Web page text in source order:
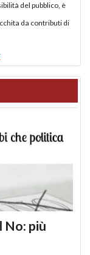
del pubblico, è
da contributi di
No: più